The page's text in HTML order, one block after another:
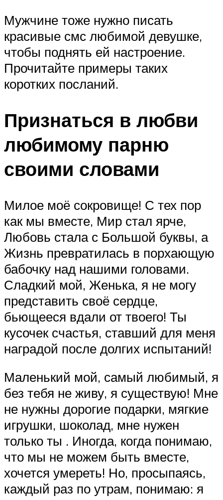
Мужчине тоже нужно писать
красивые смс любимой девушке,
чтобы поднять ей настроение.
Прочитайте примеры таких
коротких посланий.
Признаться в любви
любимому парню
своими словами
Милое моё сокровище! С тех пор
как мы вместе, Мир стал ярче,
Любовь стала с Большой буквы, а
Жизнь превратилась в порхающую
бабочку над нашими головами.
Сладкий мой, Женька, я не могу
представить своё сердце,
бьющееся вдали от твоего! Ты
кусочек счастья, ставший для меня
наградой после долгих испытаний!
Маленький мой, самый любимый, я
без тебя не живу, я существую! Мне
не нужны дорогие подарки, мягкие
игрушки, шоколад, мне нужен
только ты . Иногда, когда понимаю,
что мы не можем быть вместе,
хочется умереть! Но, просыпаясь,
каждый раз по утрам, понимаю: я